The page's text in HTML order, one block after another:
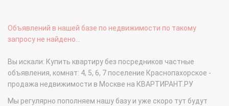
Объявлений в нашей базе по недвижимости по такому
запросу не найдено...
Вы искали: Купить квартиру без посредников частные
объявления, комнат: 4, 5, 6, 7 поселение Краснопахорское -
продажа недвижимости в Москве на КВАРТИРАНТ.РУ
Мы регулярно пополняем нашу базу и уже скоро тут будут